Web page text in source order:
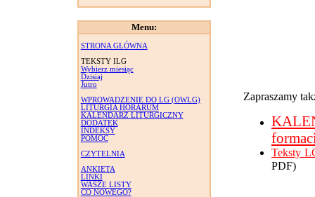
Menu:
STRONA GŁÓWNA
TEKSTY ILG
Wybierz miesiąc
Dzisiaj
Jutro
WPROWADZENIE DO LG (OWLG)
LITURGIA HORARUM
KALENDARZ LITURGICZNY
DODATEK
INDEKSY
POMOC
CZYTELNIA
ANKIETA
LINKI
WASZE LISTY
CO NOWEGO?
Zapraszamy
Teksty
PDF)